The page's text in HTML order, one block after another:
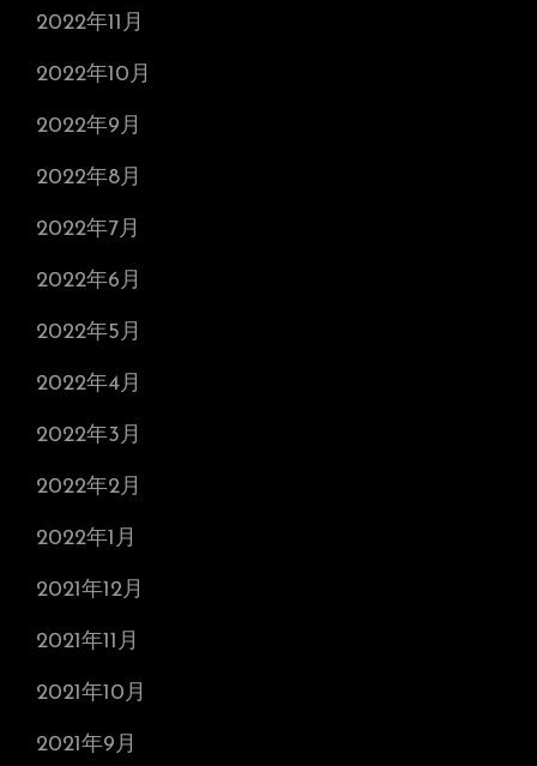
2022年11月
2022年10月
2022年9月
2022年8月
2022年7月
2022年6月
2022年5月
2022年4月
2022年3月
2022年2月
2022年1月
2021年12月
2021年11月
2021年10月
2021年9月